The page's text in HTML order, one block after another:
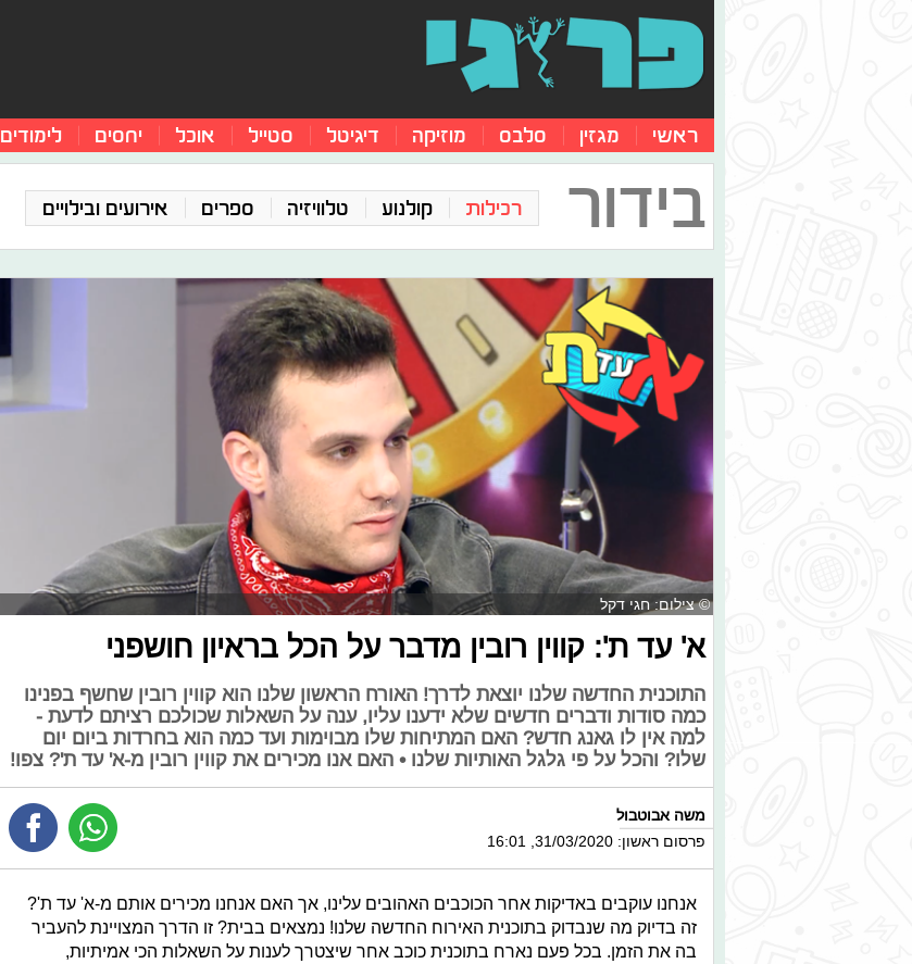
ראשי מגזין סלבס מוזיקה דיגיטל סטייל אוכל יחסים לימודים
בידור רכילות קולנוע טלוויזיה ספרים אירועים ובילויים
© צילום: חגי דקל
א' עד ת': קווין רובין מדבר על הכל בראיון חושפני
התוכנית החדשה שלנו יוצאת לדרך! האורח הראשון שלנו הוא קווין רובין שחשף בפנינו
כמה סודות ודברים חדשים שלא ידענו עליו, ענה על השאלות שכולכם רציתם לדעת -
למה אין לו גאנג חדש? האם המתיחות שלו מבוימות ועד כמה הוא בחרדות ביום יום
שלו? והכל על פי גלגל האותיות שלנו • האם אנו מכירים את קווין רובין מ-א' עד ת'? צפו!
משה אבוטבול
פרסום ראשון: 31/03/2020, 16:01
אנחנו עוקבים באדיקות אחר הכוכבים האהובים עלינו, אך האם אנחנו מכירים אותם מ-א' עד ת'?
זה בדיוק מה שנבדוק בתוכנית האירוח החדשה שלנו! נמצאים בבית? זו הדרך המצויינת להעביר
בה את הזמן. בכל פעם נארח בתוכנית כוכב אחר שיצטרך לענות על השאלות הכי אמיתיות,